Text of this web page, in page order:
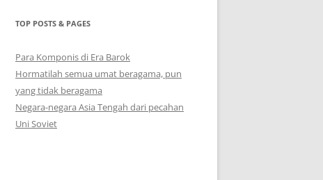
TOP POSTS & PAGES
Para Komponis di Era Barok
Hormatilah semua umat beragama, pun
yang tidak beragama
Negara-negara Asia Tengah dari pecahan
Uni Soviet